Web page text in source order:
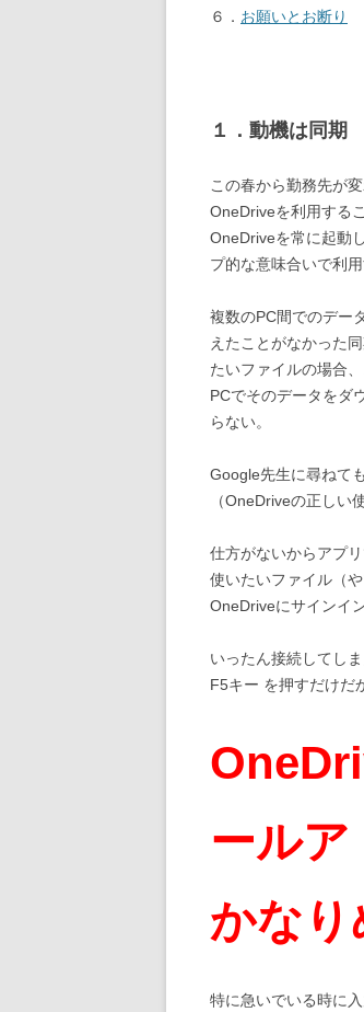
６． お願いとお断り
１．動機は同期
この春から勤務先が
OneDriveを利用する
OneDriveを常に起動
プ的な意味合いで利
複数のPC間でのデー
えたことがなかった
たいファイルの場合
PCでそのデータをダ
らない。
Google先生に尋ねて
（OneDriveの正しい
仕方がないからアプ
使いたいファイル（
OneDriveにサインイ
いったん接続してし
F5キー を押すだけだ
ールア
かなり
特に急いでいる時に